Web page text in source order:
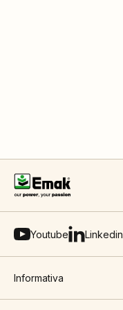
Youtube Linkedin
Informativa